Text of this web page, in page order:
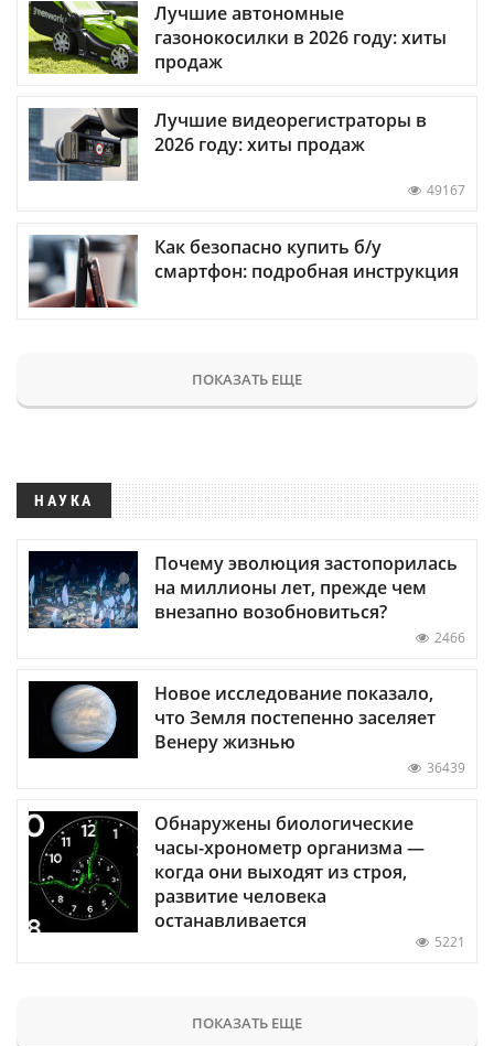
Лучшие автономные
газонокосилки в 2026 году: хиты
продаж
Лучшие видеорегистраторы в
2026 году: хиты продаж
49167
Как безопасно купить б/у
смартфон: подробная инструкция
ПОКАЗАТЬ ЕЩЕ
НАУКА
Почему эволюция застопорилась
на миллионы лет, прежде чем
внезапно возобновиться?
2466
Новое исследование показало,
что Земля постепенно заселяет
Венеру жизнью
36439
Обнаружены биологические
часы-хронометр организма —
когда они выходят из строя,
развитие человека
останавливается
5221
ПОКАЗАТЬ ЕЩЕ